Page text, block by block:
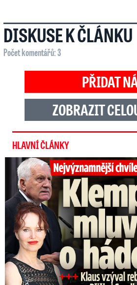
DISKUSE K ČLÁNKU
Počet komentářů: 3
PŘIDAT
ZOBRAZIT
HLAVNÍ ČLÁNKY
Top momenty pohřbu Knížáka: Dojatý